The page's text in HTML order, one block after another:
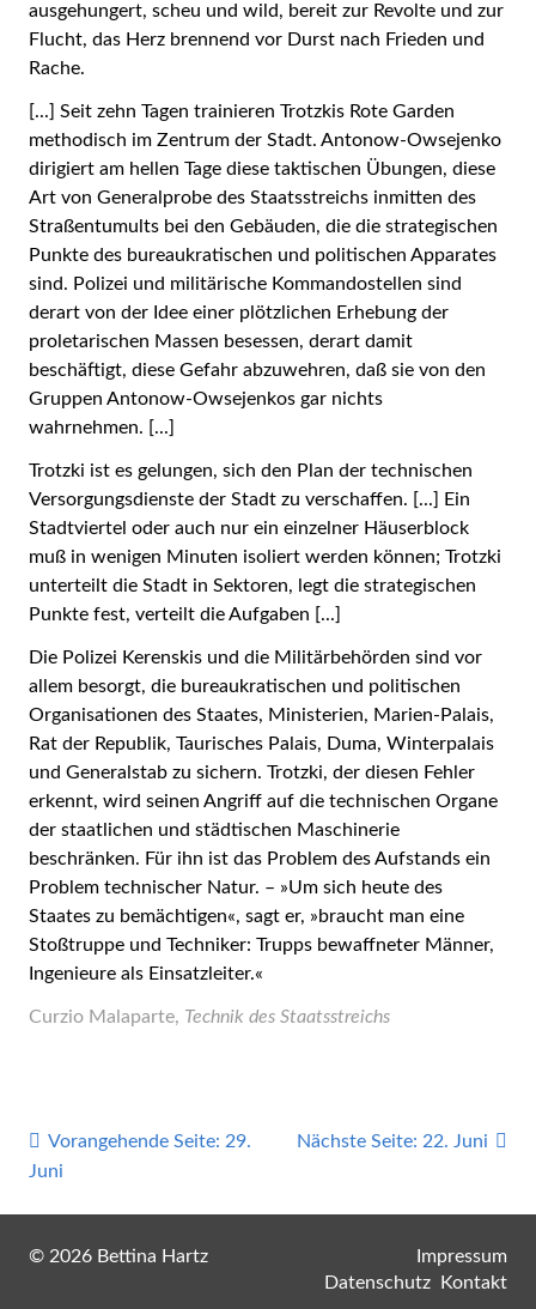
ausgehungert, scheu und wild, bereit zur Revolte und zur
Flucht, das Herz brennend vor Durst nach Frieden und
Rache.
[...] Seit zehn Tagen trainieren Trotzkis Rote Garden
methodisch im Zentrum der Stadt. Antonow-Owsejenko
dirigiert am hellen Tage diese taktischen Übungen, diese
Art von Generalprobe des Staatsstreichs inmitten des
Straßentumults bei den Gebäuden, die die strategischen
Punkte des bureaukratischen und politischen Apparates
sind. Polizei und militärische Kommandostellen sind
derart von der Idee einer plötzlichen Erhebung der
proletarischen Massen besessen, derart damit
beschäftigt, diese Gefahr abzuwehren, daß sie von den
Gruppen Antonow-Owsejenkos gar nichts
wahrnehmen. [...]
Trotzki ist es gelungen, sich den Plan der technischen
Versorgungsdienste der Stadt zu verschaffen. [...] Ein
Stadtviertel oder auch nur ein einzelner Häuserblock
muß in wenigen Minuten isoliert werden können; Trotzki
unterteilt die Stadt in Sektoren, legt die strategischen
Punkte fest, verteilt die Aufgaben [...]
Die Polizei Kerenskis und die Militärbehörden sind vor
allem besorgt, die bureaukratischen und politischen
Organisationen des Staates, Ministerien, Marien-Palais,
Rat der Republik, Taurisches Palais, Duma, Winterpalais
und Generalstab zu sichern. Trotzki, der diesen Fehler
erkennt, wird seinen Angriff auf die technischen Organe
der staatlichen und städtischen Maschinerie
beschränken. Für ihn ist das Problem des Aufstands ein
Problem technischer Natur. – »Um sich heute des
Staates zu bemächtigen«, sagt er, »braucht man eine
Stoßtruppe und Techniker: Trupps bewaffneter Männer,
Ingenieure als Einsatzleiter.«
Curzio Malaparte, Technik des Staatsstreichs
Nächste Seite: 22. Juni
Vorangehende Seite: 29.
Juni
© 2026 Bettina Hartz
Impressum
Datenschutz
Kontakt